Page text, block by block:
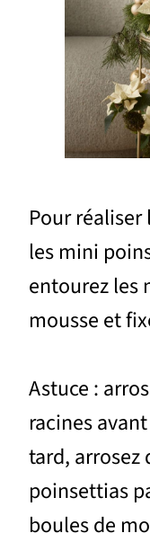
Pour
les mini
entourez les
mousse et
Astuce :
racines
tard,
poinsettias
boules de